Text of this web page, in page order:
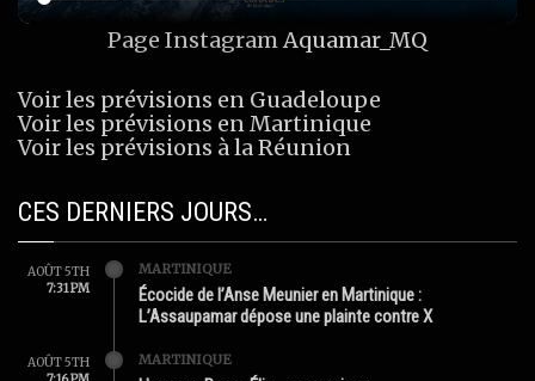
Page InstagramAquamar_MQ
Voir les prévisions en Guadeloupe
Voir les prévisions en Martinique
Voir les prévisions à la Réunion
CES DERNIERS JOURS…
AOÛT 5TH
7:31 PM
MARTINIQUE
Écocide de l’Anse Meunier en Martinique :
L’Assaupamar dépose une plainte contre X
AOÛT 5TH
MARTINIQUE